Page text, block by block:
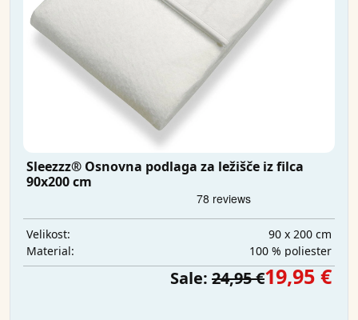
Sleezzz® Osnovna podlaga za ležišče iz filca
90x200 cm
Velikost:
90 x 200 cm
Material:
100 % poliester
Sale: 24,95 €19,95 €